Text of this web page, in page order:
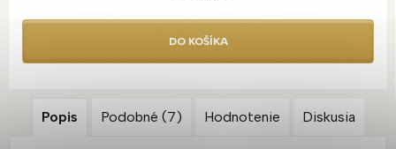
DO KOŠÍKA
Popis Podobné (7) Hodnotenie Diskusia